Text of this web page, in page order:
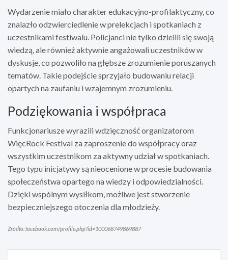
Wydarzenie miało charakter edukacyjno-profilaktyczny, co
znalazło odzwierciedlenie w prelekcjach i spotkaniach z
uczestnikami festiwalu. Policjanci nie tylko dzielili się swoją
wiedzą, ale również aktywnie angażowali uczestników w
dyskusje, co pozwoliło na głębsze zrozumienie poruszanych
tematów. Takie podejście sprzyjało budowaniu relacji
opartych na zaufaniu i wzajemnym zrozumieniu.
Podziękowania i współpraca
Funkcjonariusze wyrazili wdzięczność organizatorom
WięcRock Festival za zaproszenie do współpracy oraz
wszystkim uczestnikom za aktywny udział w spotkaniach.
Tego typu inicjatywy są nieocenione w procesie budowania
społeczeństwa opartego na wiedzy i odpowiedzialności.
Dzięki wspólnym wysiłkom, możliwe jest stworzenie
bezpieczniejszego otoczenia dla młodzieży.
Źródło: facebook.com/profile.php?id=100068749869887